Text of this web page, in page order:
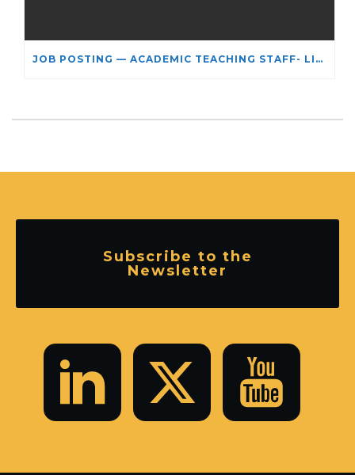
JOB POSTING — ACADEMIC TEACHING STAFF- LIMITED TERM APPOINTMENT: RELIGIOUS STUDIES
Subscribe to the
Newsletter